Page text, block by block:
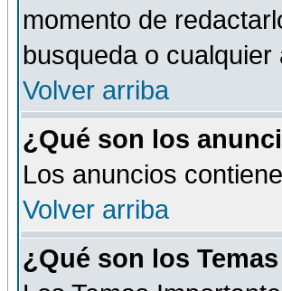
momento de
busqueda o
Volver arriba
¿Qué son los
Los anuncios
Volver arriba
¿Qué son los